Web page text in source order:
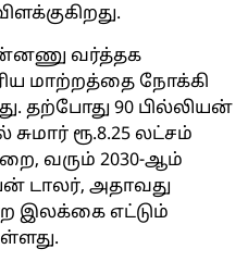
வர்த்தக
மாற்றத்தை நோக்கி
தற்போது 90 பில்லியன்
ரூ.8.25 லட்சம்
வரும் 2030-ஆம்
டாலர், அதாவது
இலக்கை எட்டும்